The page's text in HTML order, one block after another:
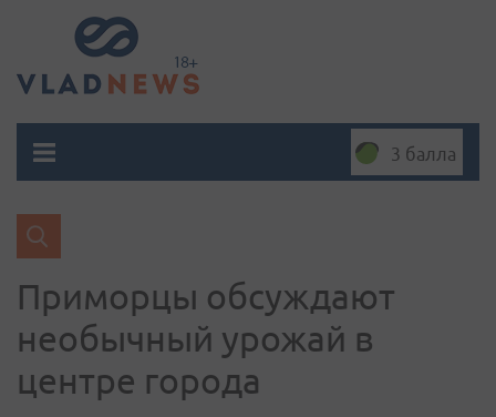
3 балла
Приморцы обсуждают
необычный урожай в
центре города